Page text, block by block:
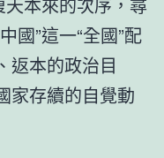
國”這一“全國”配
返本的政治目
家存續的自覺動